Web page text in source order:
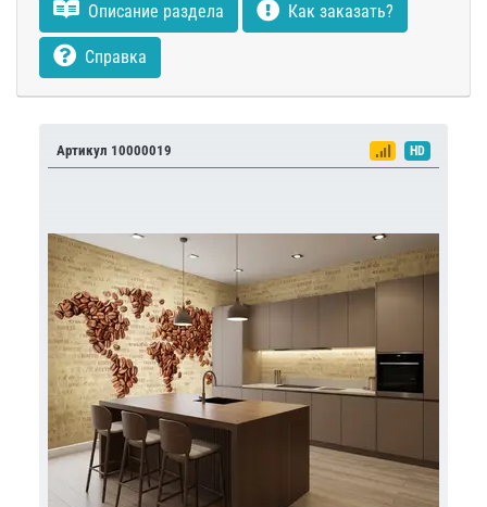
Описание раздела Как заказать?
Справка
Артикул 10000019 HD